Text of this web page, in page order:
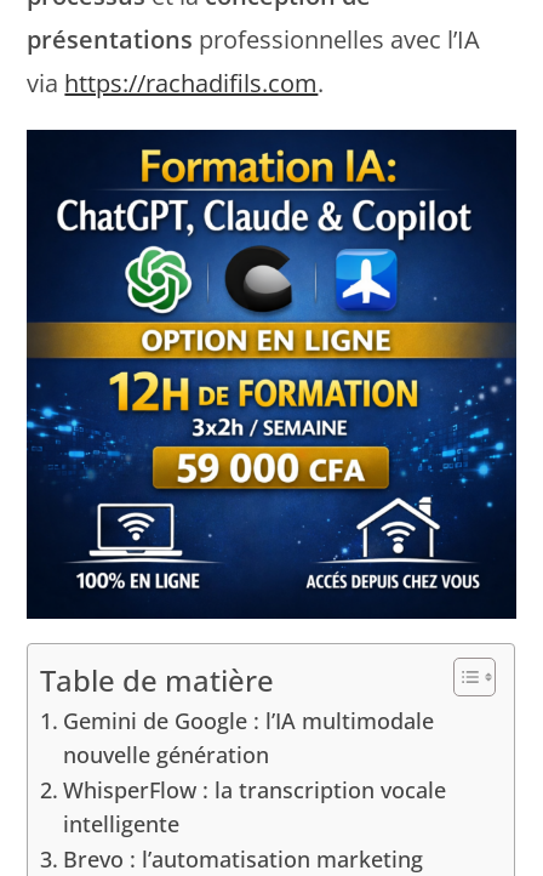
présentations professionnelles avec l’IA
via https://rachadifils.com.
Table de matière
Gemini de Google : l’IA multimodale
nouvelle génération
WhisperFlow : la transcription vocale
intelligente
Brevo : l’automatisation marketing